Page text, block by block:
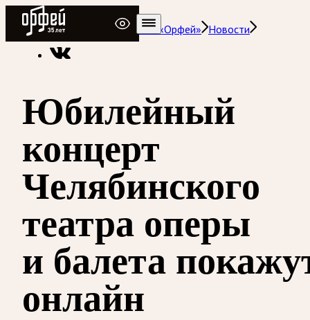
Радио Орфей
Радио классической музыки «Орфей» Новости
Юбилейный
концерт
Челябинского
театра оперы
и балета
онлайн